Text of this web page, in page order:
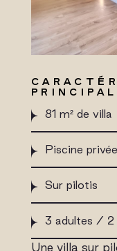
81 m² de villa
Piscine privée
Sur pilotis
3 adultes / 2
Une villa sur